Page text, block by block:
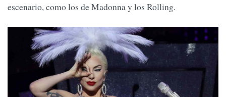
escenario, como los de Madonna y los Rolling.